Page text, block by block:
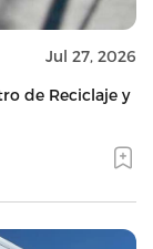
Jul 27, 2026
de Reciclaje y